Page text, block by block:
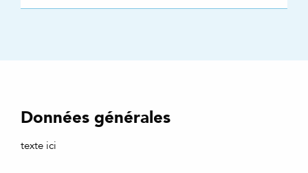
Données générales
texte ici